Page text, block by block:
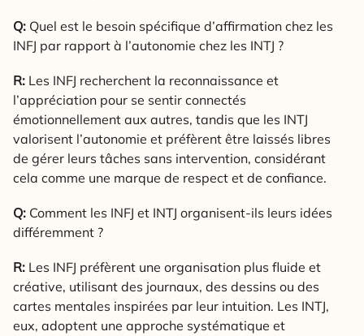
Q: Quel est le besoin spécifique d’affirmation chez les
INFJ par rapport à l’autonomie chez les INTJ ?
R: Les INFJ recherchent la reconnaissance et
l’appréciation pour se sentir connectés
émotionnellement aux autres, tandis que les INTJ
valorisent l’autonomie et préfèrent être laissés libres
de gérer leurs tâches sans intervention, considérant
cela comme une marque de respect et de confiance.
Q: Comment les INFJ et INTJ organisent-ils leurs idées
différemment ?
R: Les INFJ préfèrent une organisation plus fluide et
créative, utilisant des journaux, des dessins ou des
cartes mentales inspirées par leur intuition. Les INTJ,
eux, adoptent une approche systématique et